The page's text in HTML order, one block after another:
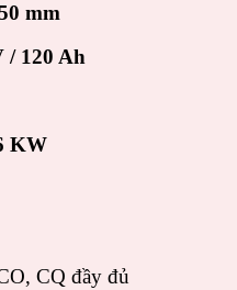
mm
/ 120 Ah
KW
CQ đầy đủ